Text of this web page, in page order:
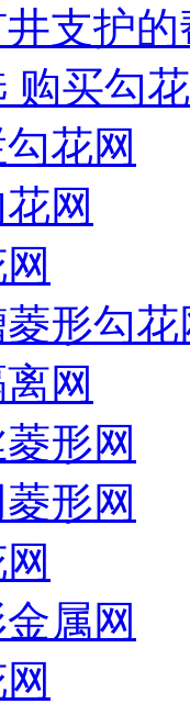
支护
购买勾
花网
网
形勾花
网
形网
形网
属网